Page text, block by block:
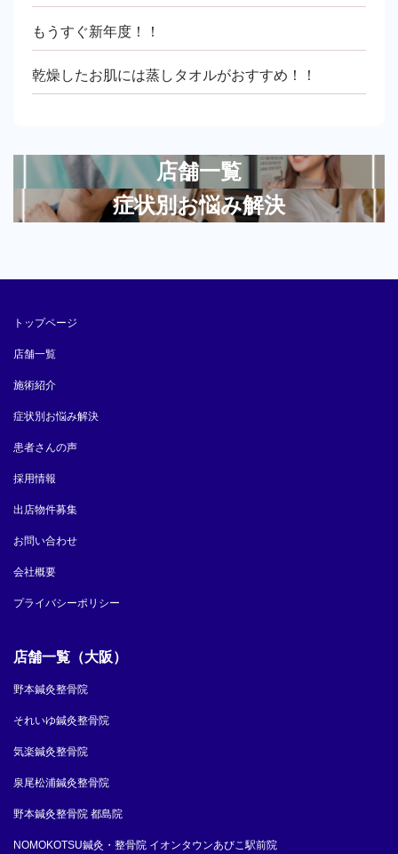
もうすぐ新年度！！
乾燥したお肌には蒸しタオルがおすすめ！！
店舗一覧
症状別お悩み解決
トップページ
店舗一覧
施術紹介
症状別お悩み解決
患者さんの声
採用情報
出店物件募集
お問い合わせ
会社概要
プライバシーポリシー
店舗一覧（大阪）
野本鍼灸整骨院
それいゆ鍼灸整骨院
気楽鍼灸整骨院
泉尾松浦鍼灸整骨院
野本鍼灸整骨院 都島院
NOMOKOTSU鍼灸・整骨院 イオンタウンあびこ駅前院